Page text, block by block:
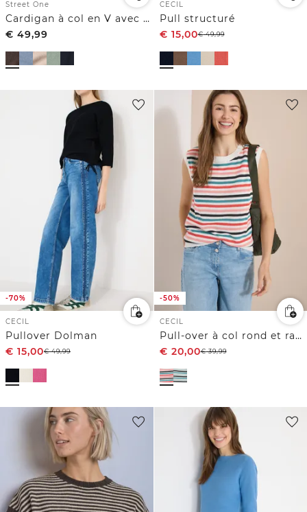
Street One
Cardigan à col en V avec patte de boutonnage
€ 49,99
CECIL
Pull structuré
€ 15,00€49,99
-70%
CECIL
Pullover Dolman
€ 15,00€49,99
-50%
CECIL
Pull-over à col rond et rayures
€ 20,00€39,99